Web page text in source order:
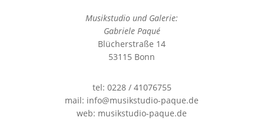
Musikstudio und Galerie:
Gabriele Paqué
Blücherstraße 14
53115 Bonn
tel: 0228 / 41076755
mail: info@musikstudio-paque.de
web: musikstudio-paque.de